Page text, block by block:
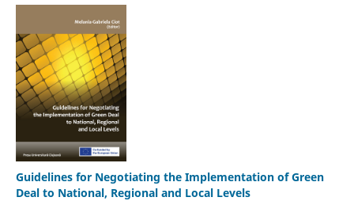
Guidelines for Negotiating the Implementation of Green
Deal to National, Regional and Local Levels